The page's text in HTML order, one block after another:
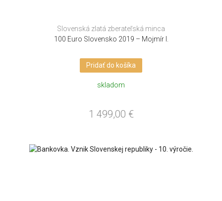
Slovenská zlatá zberateľská minca
100 Euro Slovensko 2019 – Mojmír I.
Pridať do košíka
skladom
1 499,00 €